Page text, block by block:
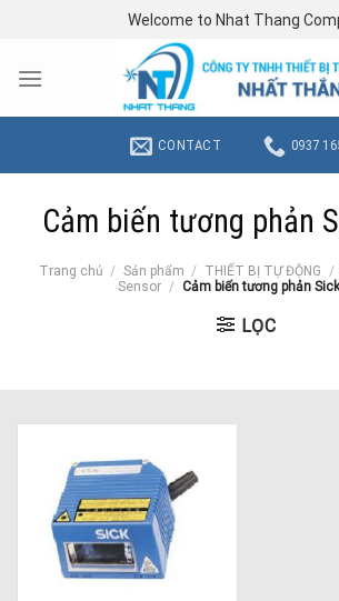
content
Welcome to Nhat Thang
CONTACT 0937
Cảm biến tương phản
Trang chủ / Sản phẩm / THIẾT BỊ TỰ ĐỘNG /
Sensor / Cảm biến tương phản
LỌC